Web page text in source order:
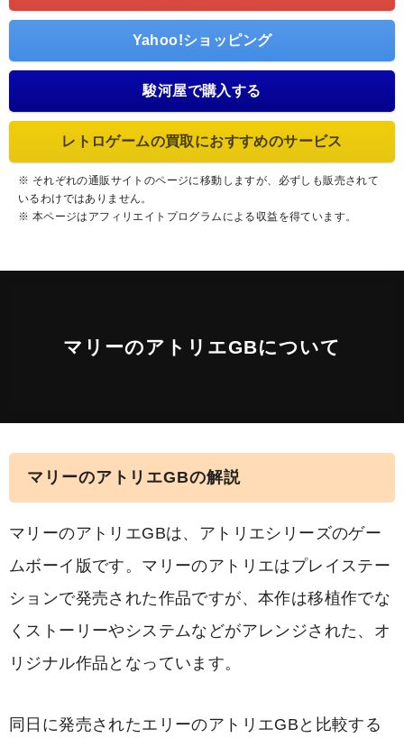
Yahoo!ショッピング
駿河屋で購入する
レトロゲームの買取におすすめのサービス
※ それぞれの通販サイトのページに移動しますが、必ずしも販売されて
いるわけではありません。
※ 本ページはアフィリエイトプログラムによる収益を得ています。
マリーのアトリエGBについて
マリーのアトリエGBの解説
マリーのアトリエGBは、アトリエシリーズのゲー
ムボーイ版です。マリーのアトリエはプレイステー
ションで発売された作品ですが、本作は移植作でな
くストーリーやシステムなどがアレンジされた、オ
リジナル作品となっています。
同日に発売されたエリーのアトリエGBと比較する